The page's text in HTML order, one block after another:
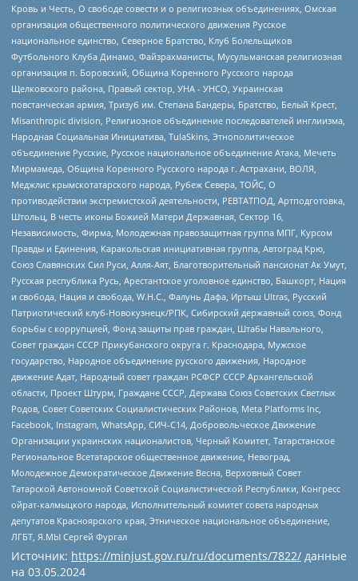
Кровь и Честь, О свободе совести и о религиозных объединениях, Омская
организация общественного политического движения Русское
национальное единство, Северное Братство, Клуб Болельщиков
Футбольного Клуба Динамо, Файзрахманисты, Мусульманская религиозная
организация п. Боровский, Община Коренного Русского народа
Щелковского района, Правый сектор, УНА - УНСО, Украинская
повстанческая армия, Тризуб им. Степана Бандеры, Братство, Белый Крест,
Misanthropic division, Религиозное объединение последователей инглиизма,
Народная Социальная Инициатива, TulaSkins, Этнополитическое
объединение Русские, Русское национальное объединение Атака, Мечеть
Мирмамеда, Община Коренного Русского народа г. Астрахани, ВОЛЯ,
Меджлис крымскотатарского народа, Рубеж Севера, ТОЙС, О
противодействии экстремистской деятельности, РЕВТАТПОД, Артподготовка,
Штольц, В честь иконы Божией Матери Державная, Сектор 16,
Независимость, Фирма, Молодежная правозащитная группа МПГ, Курсом
Правды и Единения, Каракольская инициативная группа, Автоград Крю,
Союз Славянских Сил Руси, Алля-Аят, Благотворительный пансионат Ак Умут,
Русская республика Русь, Арестантское уголовное единство, Башкорт, Нация
и свобода, Нация и свобода, W.H.С., Фалунь Дафа, Иртыш Ultras, Русский
Патриотический клуб-Новокузнецк/РПК, Сибирский державный союз, Фонд
борьбы с коррупцией, Фонд защиты прав граждан, Штабы Навального,
Совет граждан СССР Прикубанского округа г. Краснодара, Мужское
государство, Народное объединение русского движения, Народное
движение Адат, Народный совет граждан РСФСР СССР Архангельской
области, Проект Штурм, Граждане СССР, Держава Союз Советских Светлых
Родов, Совет Советских Социалистических Районов, Meta Platforms Inc,
Facebook, Instagram, WhatsApp, СИЧ-С14, Добровольческое Движение
Организации украинских националистов, Черный Комитет, Татарстанское
Региональное Всетатарское общественное движение, Невоград,
Молодежное Демократическое Движение Весна, Верховный Совет
Татарской Автономной Советской Социалистической Республики, Конгресс
ойрат-калмыцкого народа, Исполнительный комитет совета народных
депутатов Красноярского края, Этническое национальное объединение,
ЛГБТ, Я.МЫ Сергей Фургал
Источник: https://minjust.gov.ru/ru/documents/7822/ данные
на 03.05.2024